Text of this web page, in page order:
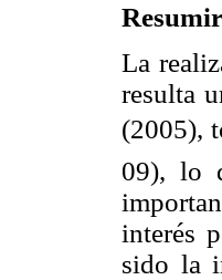
La
resulta
(2005),
09), lo
interés
sido la